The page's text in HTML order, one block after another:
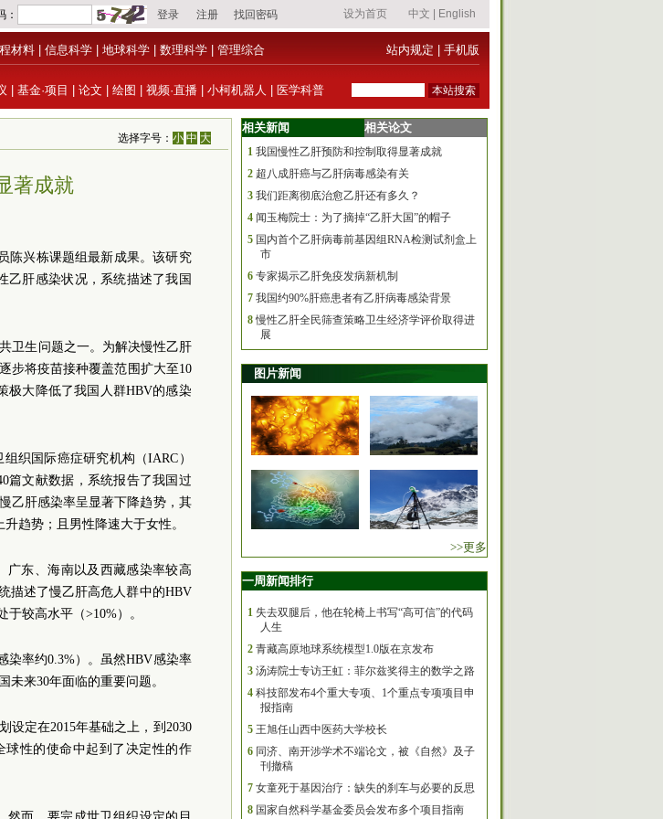
材料 信息科学 地球科学 数理科学 管理综合 站内规定 手机版
基金·项目 论文 绘图 视频·直播 小柯机器人 医学科普
选择字号：小 中 大
著成就
陈兴栋课题组最新成果。该研究
乙肝感染状况，系统描述了我国
卫生问题之一。为解决慢性乙肝
步将疫苗接种覆盖范围扩大至10
极大降低了我国人群HBV的感染
织国际癌症研究机构（IARC）
篇文献数据，系统报告了我国过
乙肝感染率呈显著下降趋势，其
趋势；且男性降速大于女性。
广东、海南以及西藏感染率较高
描述了慢乙肝高危人群中的HBV
较高水平（>10%）。
染率约0.3%）。虽然HBV感染率
来30年面临的重要问题。
设定在2015年基础之上，到2030
球性的使命中起到了决定性的作
相关新闻 相关论文
1 我国慢性乙肝预防和控制取得显著成就
2 超八成肝癌与乙肝病毒感染有关
3 我们距离彻底治愈乙肝还有多久？
4 闻玉梅院士：为了摘掉“乙肝大国”的帽子
5 国内首个乙肝病毒前基因组RNA检测试剂盒上
市
6 专家揭示乙肝免疫发病新机制
7 我国约90%肝癌患者有乙肝病毒感染背景
8 慢性乙肝全民筛查策略卫生经济学评价取得进
展
图片新闻
>>更多
一周新闻排行
1 失去双腿后，他在轮椅上书写“高可信”的代码
人生
2 青藏高原地球系统模型1.0版在京发布
3 汤涛院士专访王虹：菲尔兹奖得主的数学之路
4 科技部发布4个重大专项、1个重点专项项目申
报指南
5 王旭任山西中医药大学校长
6 同济、南开涉学术不端论文，被《自然》及子
刊撤稿
7 女童死于基因治疗：缺失的刹车与必要的反思
8 国家自然科学基金委员会发布多个项目指南